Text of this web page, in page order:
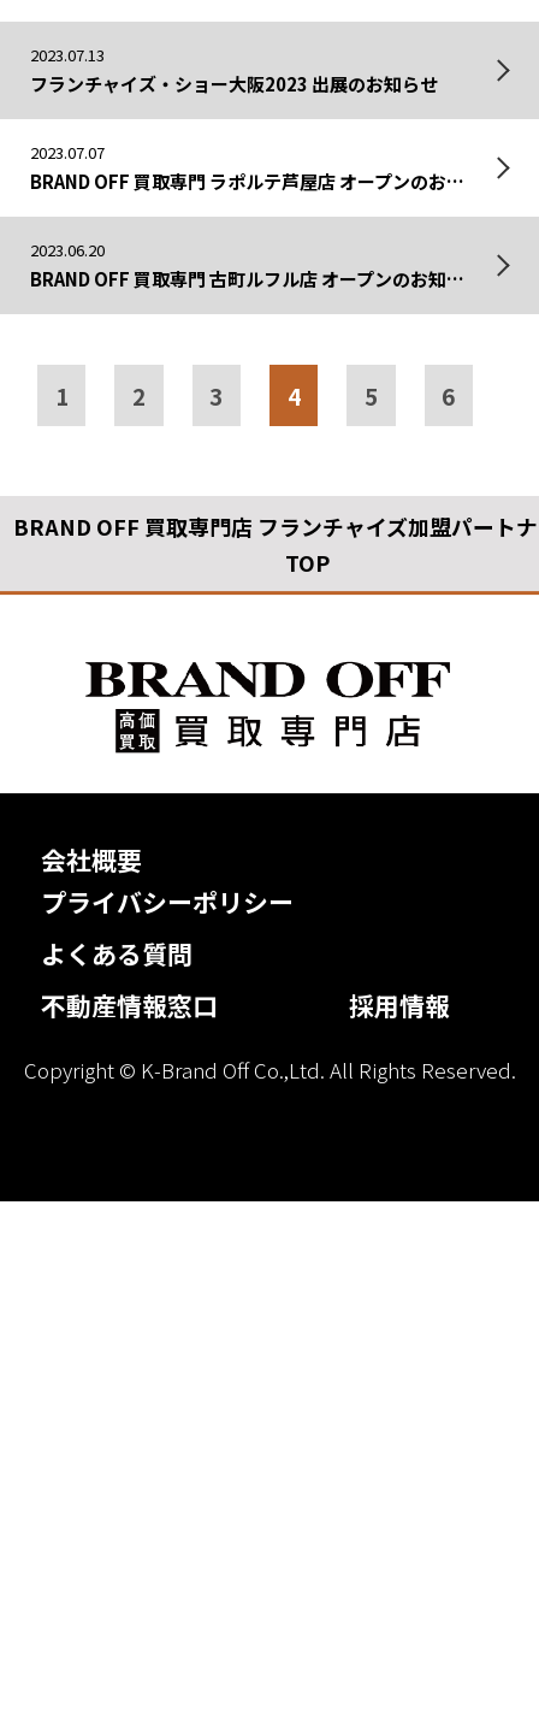
2023.07.13
フランチャイズ・ショー大阪2023 出展のお知らせ
2023.07.07
BRAND OFF 買取専門 ラポルテ芦屋店 オープンのお知らせ
2023.06.20
BRAND OFF 買取専門 古町ルフル店 オープンのお知らせ
1 2 3 4 5 6
BRAND OFF 買取専門店 フランチャイズ加盟パート
TOP
会社概要
プライバシーポリシー
よくある質問
不動産情報窓口
採用情報
Copyright © K-Brand Off Co.,Ltd. All Rights Reserved.